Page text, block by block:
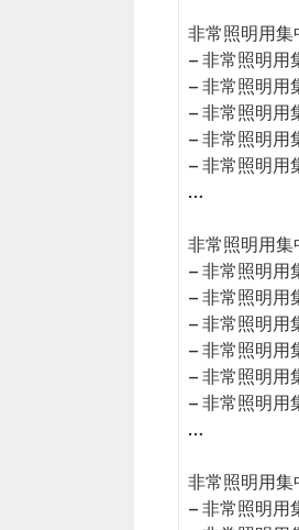
非常照明用
– 非常照明用
– 非常照明用
– 非常照明用
– 非常照明用
– 非常照明用
…
非常照明用
– 非常照明用
– 非常照明用
– 非常照明用
– 非常照明用
– 非常照明用
– 非常照明用
…
非常照明用
– 非常照明用